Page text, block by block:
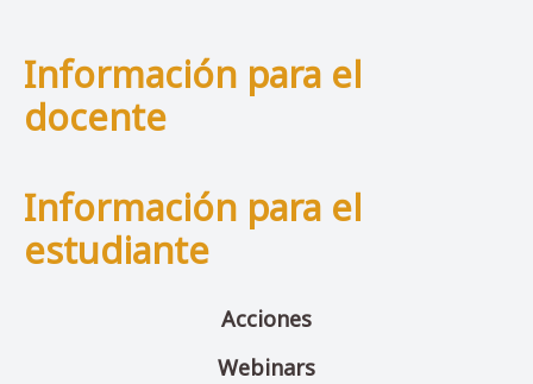
Información para el
docente
Información para el
estudiante
Acciones
Webinars